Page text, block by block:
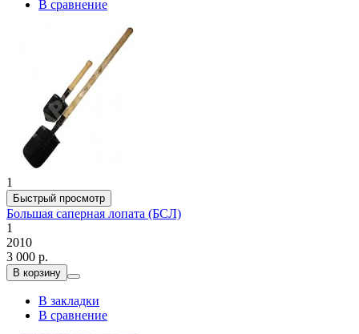
В сравнение
1
Быстрый просмотр
Большая саперная лопата (БСЛ)
1
2010
3 000 р.
В корзину
В закладки
В сравнение